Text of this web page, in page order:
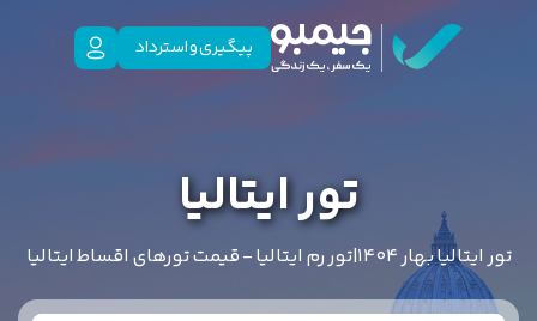
پیگیری و استرداد
تور ایتالیا
تور ایتالیا بهار 1404|تور رم ایتالیا - قیمت تورهای اقساط ایتالیا